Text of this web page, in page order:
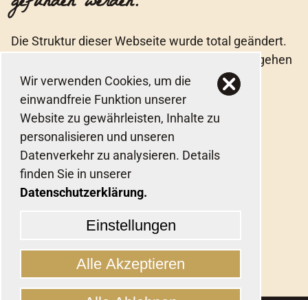
Die Struktur dieser Webseite wurde total geändert.
Bitte wählen Sie einen der Menüpunkte, oder gehen
Siezurück zur Startseite.
Wir verwenden Cookies, um die
einwandfreie Funktion unserer
Website zu gewährleisten, Inhalte zu
personalisieren und unseren
Datenverkehr zu analysieren. Details
finden Sie in unserer
Datenschutzerklärung.
Einstellungen
Alle Akzeptieren